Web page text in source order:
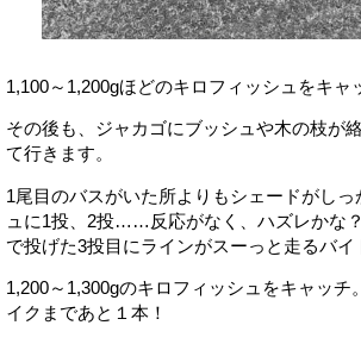
1,100～1,200gほどのキロフィッシュをキャ
その後も、ジャカゴにブッシュや木の枝が
て行きます。
1尾目のバスがいた所よりもシェードがし
ュに1投、2投……反応がなく、ハズレかな
で投げた3投目にラインがスーっと走るバイ
1,200～1,300gのキロフィッシュをキャッチ
イクまであと１本！